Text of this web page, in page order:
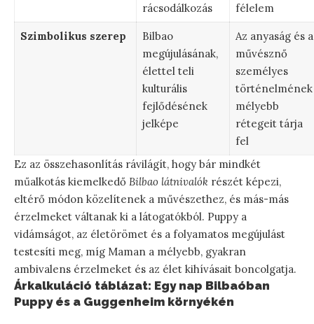
rácsodálkozás
félelem
Szimbolikus szerep
Bilbao
megújulásának,
élettel teli
kulturális
fejlődésének
jelképe
Az anyaság és a
művésznő
személyes
történelmének
mélyebb
rétegeit tárja
fel
Ez az összehasonlítás rávilágít, hogy bár mindkét
műalkotás kiemelkedő Bilbao látnivalók részét képezi,
eltérő módon közelítenek a művészethez, és más-más
érzelmeket váltanak ki a látogatókból. Puppy a
vidámságot, az életörömet és a folyamatos megújulást
testesíti meg, míg Maman a mélyebb, gyakran
ambivalens érzelmeket és az élet kihívásait boncolgatja.
Árkalkuláció táblázat: Egy nap Bilbaóban
Puppy és a Guggenheim környékén